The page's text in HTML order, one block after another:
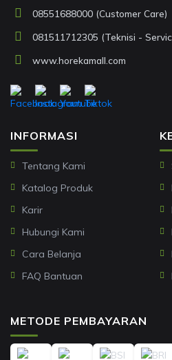
INFORMASI
Tentang Kami
Katalog Produk
Karir
Hubungi Kami
Cara Belanja
FAQ Bantuan
08551688000 (Customer Care)
081511712305 (Teknisi -
www.horekamall.com
METODE PEMBAYARAN